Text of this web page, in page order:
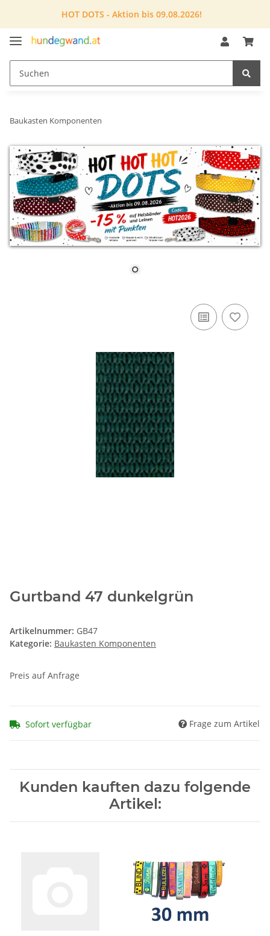
HOT DOTS - Aktion bis 09.08.2026!
Baukasten Komponenten
Gurtband 47 dunkelgrün
Artikelnummer: GB47
Kategorie: Baukasten Komponenten
Preis auf Anfrage
Sofort verfügbar Frage zum Artikel
Kunden kauften dazu folgende
Artikel: